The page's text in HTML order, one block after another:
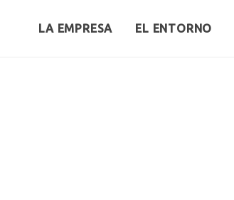
LA EMPRESA EL ENTORNO